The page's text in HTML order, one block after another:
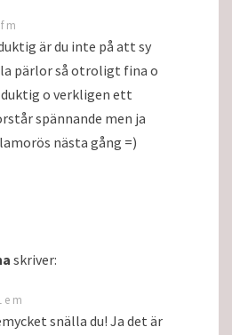
m
är du inte på att sy
pärlor så otroligt fina o
o verkligen ett
spännande men ja
nästa gång =)
skriver:
e m
snälla du! Ja det är